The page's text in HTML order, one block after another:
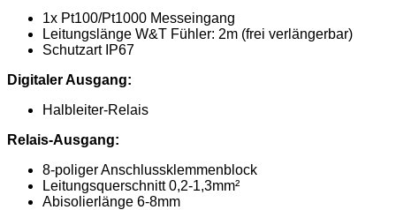
1x Pt100/Pt1000 Messeingang
Leitungslänge W&T Fühler: 2m (frei verlängerbar)
Schutzart IP67
Digitaler Ausgang:
Halbleiter-Relais
Relais-Ausgang:
8-poliger Anschlussklemmenblock
Leitungsquerschnitt 0,2-1,3mm²
Abisolierlänge 6-8mm